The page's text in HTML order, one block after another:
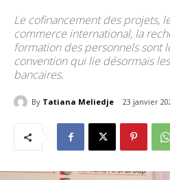
Le cofinancement des projets,
commerce international, la
formation des personnels sont
convention qui lie désormais
bancaires.
By Tatiana Meliedje 23 janvier